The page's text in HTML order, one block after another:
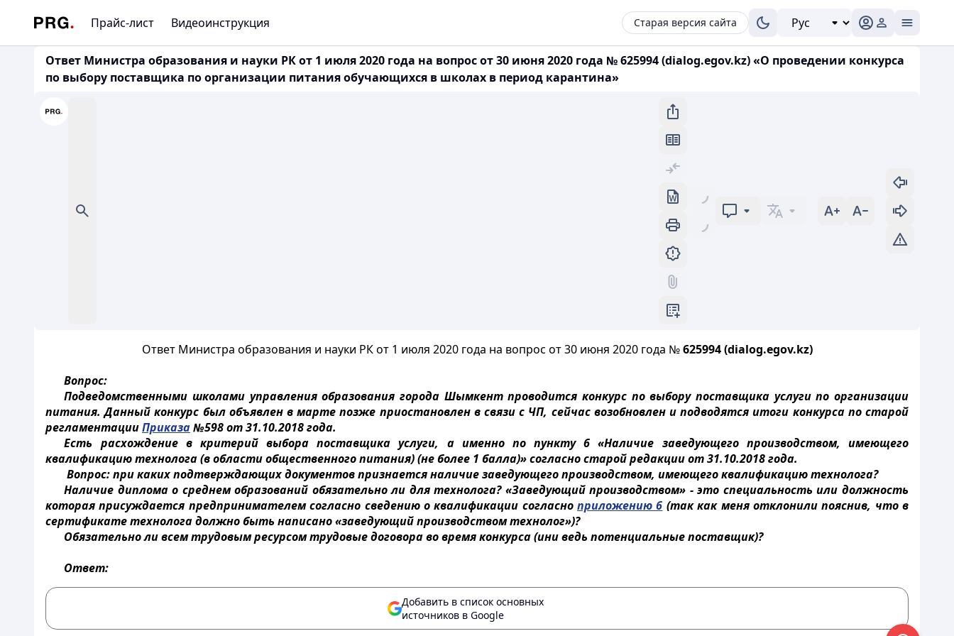
Прайс-лист Видеоинструкция Старая версия сайта
Ответ Министра образования и науки РК от 1 июля 2020 года на вопрос от 30 июня 2020 года № 625994 (dialog.egov.kz) «О проведении конкурса
по выбору поставщика по организации питания обучающихся в школах в период карантина»
Ответ Министра образования и науки РК от 1 июля 2020 года на вопрос от 30 июня 2020 года №625994(dialog.egov.kz)
Вопрос:
Подведомственными школами управления образования города Шымкент проводится конкурс по выбору поставщика услуги по организации
питания. Данный конкурс был объявлен в марте позже приостановлен в связи с ЧП, сейчас возобновлен и подводятся итоги конкурса по старой
регламентацииПриказа№598 от 31.10.2018 года.
Есть расхождение в критерий выбора поставщика услуги, а именно по пункту 6 «Наличие заведующего производством, имеющего
квалификацию технолога (в области общественного питания) (не более 1 балла)» согласно старой редакции от 31.10.2018 года.
Вопрос: при каких подтверждающих документов признается наличие заведующего производством, имеющего квалификацию технолога?
Наличие диплома о среднем образований обязательно ли для технолога? «Заведующий производством» - это специальность или должность
которая присуждается предпринимателем согласно сведению о квалификации согласно приложению 6 (так как меня отклонили пояснив, что в
сертификате технолога должно быть написано «заведующий производством технолог»)?
Обязательно ли всем трудовым ресурсом трудовые договора во время конкурса (ини ведь потенциальные поставщик)?
Ответ:
Добавить в список основных
источников в Google